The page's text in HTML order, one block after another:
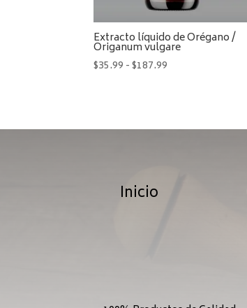
Extracto líquido de Orégano /
Origanum vulgare
$35.99 -$187.99
$35.99
Inicio